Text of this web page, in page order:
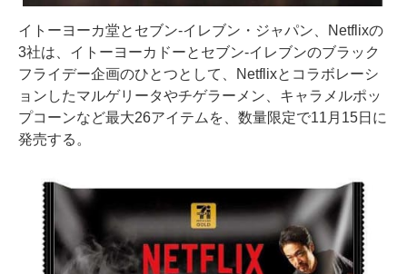
イトーヨーカ堂とセブン-イレブン・ジャパン、Netflixの
3社は、イトーヨーカドーとセブン-イレブンのブラック
フライデー企画のひとつとして、Netflixとコラボレーシ
ョンしたマルゲリータやチゲラーメン、キャラメルポッ
プコーンなど最大26アイテムを、数量限定で11月15日に
発売する。